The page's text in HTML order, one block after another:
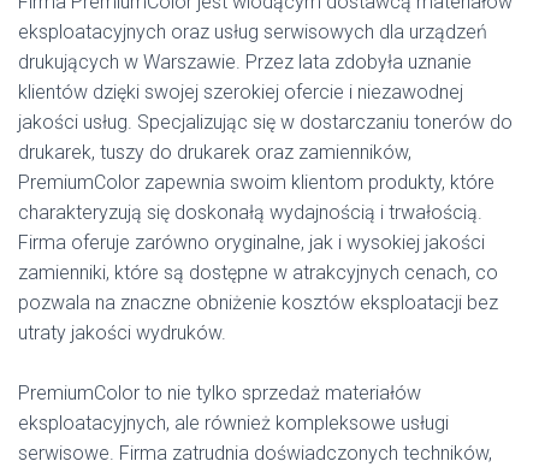
eksploatacyjnych oraz usług serwisowych dla urządzeń
drukujących w Warszawie. Przez lata zdobyła uznanie
klientów dzięki swojej szerokiej ofercie i niezawodnej
jakości usług. Specjalizując się w dostarczaniu tonerów do
drukarek, tuszy do drukarek oraz zamienników,
PremiumColor zapewnia swoim klientom produkty, które
charakteryzują się doskonałą wydajnością i trwałością.
Firma oferuje zarówno oryginalne, jak i wysokiej jakości
zamienniki, które są dostępne w atrakcyjnych cenach, co
pozwala na znaczne obniżenie kosztów eksploatacji bez
utraty jakości wydruków.
PremiumColor to nie tylko sprzedaż materiałów
eksploatacyjnych, ale również kompleksowe usługi
serwisowe. Firma zatrudnia doświadczonych techników,